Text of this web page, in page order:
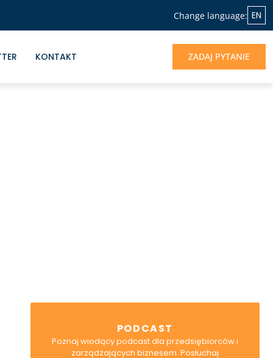
Change language: EN
KONTAKT ZADAJ PYTANIE
PODCAST
Poznaj wiodący podcast dla przedsiębiorców i
zarządzających biznesem. Posłuchaj